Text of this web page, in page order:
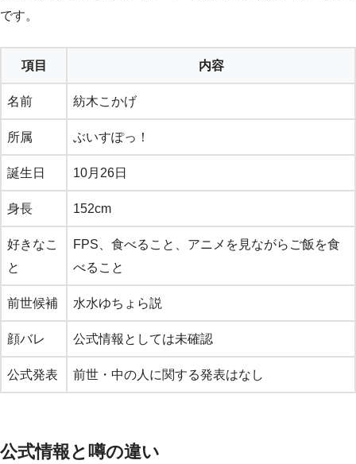
です。
項目 内容
名前 紡木こかげ
所属 ぶいすぽっ！
誕生日 10月26日
身長 152cm
好きなこ
と
FPS、食べること、アニメを見ながらご飯を食
べること
前世候補 水水ゆちょら説
顔バレ 公式情報としては未確認
公式発表 前世・中の人に関する発表はなし
公式情報と噂の違い